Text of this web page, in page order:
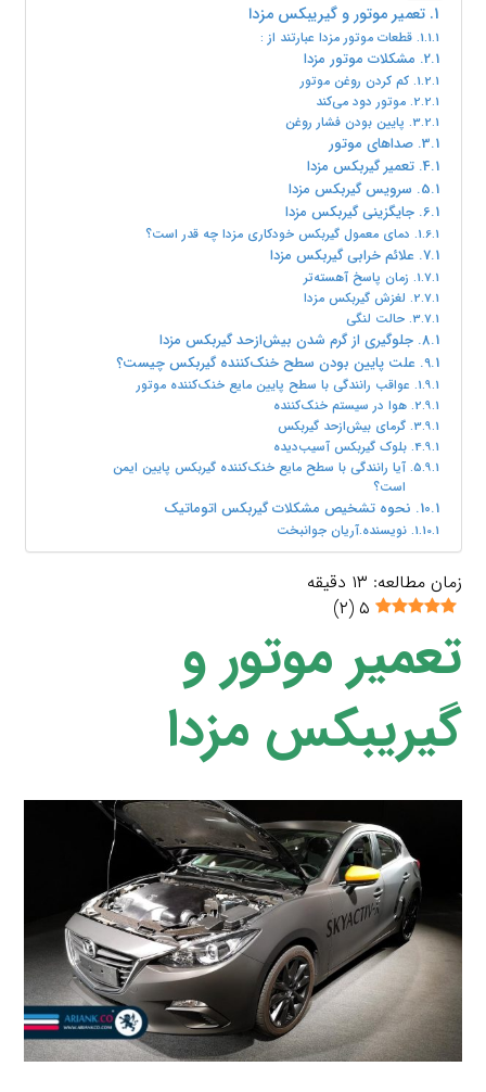
تعمیر موتور و گیریبکس مزدا
قطعات موتور مزدا عبارتند از :
مشکلات موتور مزدا
کم کردن روغن موتور
موتور دود می‌کند
پایین بودن فشار روغن
صداهای موتور
تعمیر گیربکس مزدا
سرویس گیربکس مزدا
جایگزینی گیربکس مزدا
دمای معمول گیربکس خودکاری مزدا چه قدر است؟
علائم خرابی گیربکس مزدا
زمان پاسخ آهسته‌تر
لغزش گیربکس مزدا
حالت لنگی
جلوگیری از گرم شدن بیش‌ازحد گیربکس مزدا
علت پایین بودن سطح خنک‌کننده گیربکس چیست؟
عواقب رانندگی با سطح پایین مایع خنک‌کننده موتور
هوا در سیستم خنک‌کننده
گرمای بیش‌ازحد گیربکس
بلوک گیربکس آسیب‌دیده
آیا رانندگی با سطح مایع خنک‌کننده گیربکس پایین ایمن
است؟
نحوه تشخیص مشکلات گیربکس اتوماتیک
نویسنده.آریان جوانبخت
زمان مطالعه: ۱۳ دقیقه
۵ (۲)
تعمیر موتور و
گیریبکس مزدا